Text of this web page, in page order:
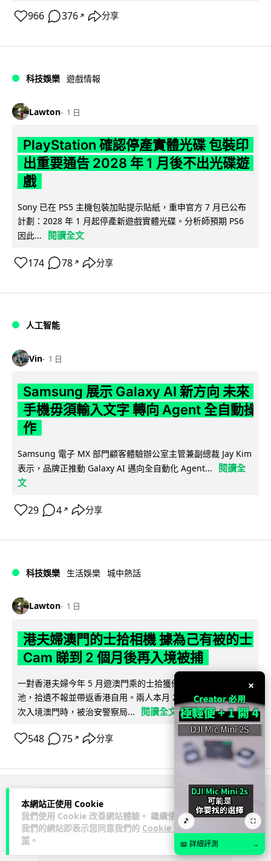
本網站正使用 Cookie
我們使用 Cookie 改善網站體驗。 繼續使用
我們的網站即表示您同意我們的 Cookie 政
策 。
966 376 ↗ 分享
科技娛樂 遊戲情報
Lawton 1 日
PlayStation 確認停產實體光碟 包裝印
出重要通告 2028 年 1 月後不出光碟遊
戲
Sony 已在 PS5 主機包裝加貼提示貼紙，重申官方 7 月已公布
計劃：2028 年 1 月起停產新遊戲實體光碟。分析師預期 PS6
因此...
閱讀全文
174 78 ↗ 分享
人工智能
Vin 1 日
Samsung 展示 Galaxy AI 新方向 未來
手機毋須輸入文字 轉向 Agent 全自動操
作
Samsung 電子 MX 部門顧客體驗辦公室主管兼副總裁 Jay Kim
表示，品牌正推動 Galaxy AI 邁向全自動化 Agent...
閱讀全
文
29 4 ↗ 分享
科技娛樂 生活娛樂 城中熱話
Lawton 1 日
港夫婦澳門的士拾相機 據為己有被的士
Cam 睇到 2 個月後再入境被捕
一對香港夫婦今年 5 月遊澳門乘的士拾獲他人遺留相機及電
池，拾遺不報並帶返香港自用。兩人本月 2 日經港珠澳大橋再
次入境澳門時，被治安警察局...
閱讀全文
548 75 ↗ 分享
×
🎵 ⛶
📖 詳細評測 →